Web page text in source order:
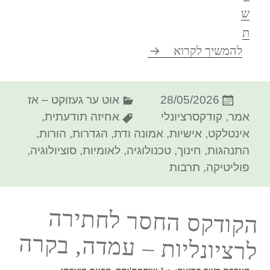
ש
ת
להמשיך לקרוא
הלקסיקון החסר* לחתירה
פורסם
בתאריך
28/05/2026 קטגוריות
אוט ער געזוקט – אז
אמר, קודקסרציונלי תגיות
אחיזה תודעתית,
אינטלקט, אישיות, אמונה ודת, הגדרות, הורות,
התנהגות, חינוך,טכנולוגיה, לאומיות,סוציולוגיה,
פוליטיקה, תרבות
הקודקס החסר לחתירה
לרציונליות – עמדה, בקרה